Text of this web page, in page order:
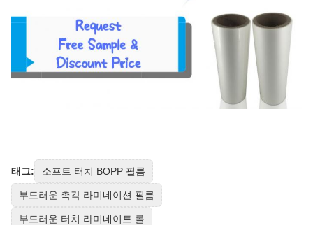
태그: 소프트 터치 BOPP 필름
부드러운 촉각 라미네이션 필름
부드러운 터치 라미네이트 롤